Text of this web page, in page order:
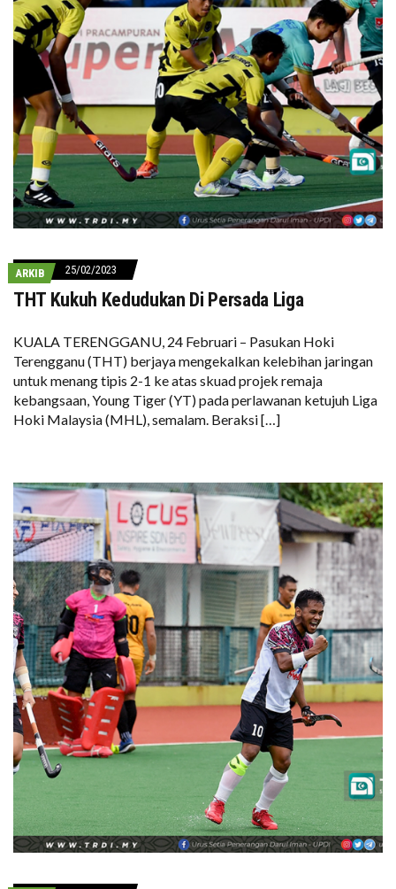
ARKIB 25/02/2023
THT Kukuh Kedudukan Di Persada Liga
KUALA TERENGGANU, 24 Februari – Pasukan Hoki
Terengganu (THT) berjaya mengekalkan kelebihan jaringan
untuk menang tipis 2-1 ke atas skuad projek remaja
kebangsaan, Young Tiger (YT) pada perlawanan ketujuh Liga
Hoki Malaysia (MHL), semalam. Beraksi […]